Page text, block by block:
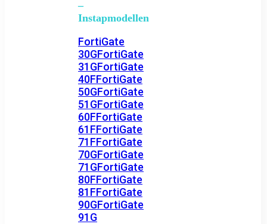
–
Instapmodellen
FortiGate
30GFortiGate
31GFortiGate
40FFortiGate
50GFortiGate
51GFortiGate
60FFortiGate
61FFortiGate
71FFortiGate
70GFortiGate
71GFortiGate
80FFortiGate
81FFortiGate
90GFortiGate
91G